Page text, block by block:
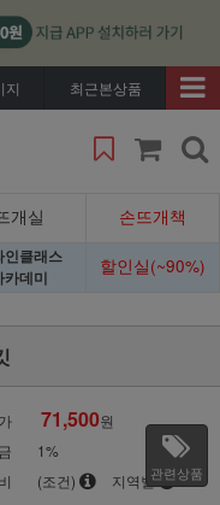
지 최근본상품
개실
손뜨개책
인클래스
카데미
할인실(~90%)
71,500원
1%
(조건) 지역별관련상품